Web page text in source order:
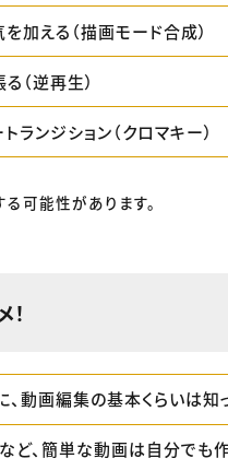
加える（描画モード合成）
（逆再生）
ランジション（クロマキー）
可能性があります。
動画編集の基本くらいは知
ど、簡単な動画は自分でも